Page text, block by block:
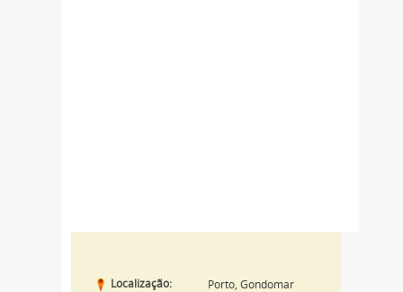
Localização: Porto, Gondomar